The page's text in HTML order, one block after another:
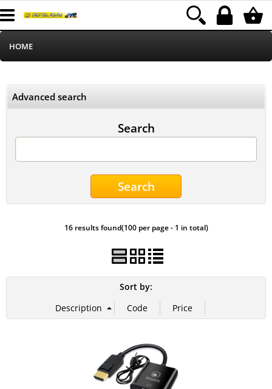
HOME
Telefonia
Stampa
Advanced search
Search
16 results found(100 per page - 1 in total)
Sort by: